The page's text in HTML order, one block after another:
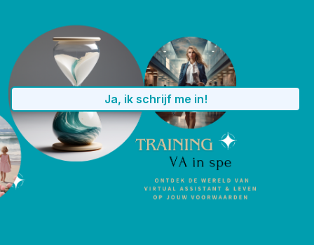
VA in spé training
Ja, ik schrijf me in!